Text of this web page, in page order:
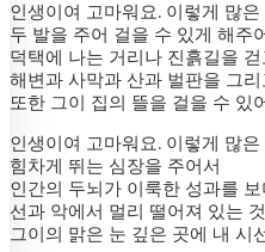
인생이여 고마워요. 이렇게 많은
두 발을 주어 걸을 수 있게 해주
덕택에 나는 거리나 진흙길을 걷
해변과 사막과 산과 벌판을 그
또한 그이 집의 뜰을 걸을 수 있
인생이여 고마워요. 이렇게 많은
힘차게 뛰는 심장을 주어서
인간의 두뇌가 이룩한 성과를 보
선과 악에서 멀리 떨어져 있는
그이의 맑은 눈 깊은 곳에 내 시